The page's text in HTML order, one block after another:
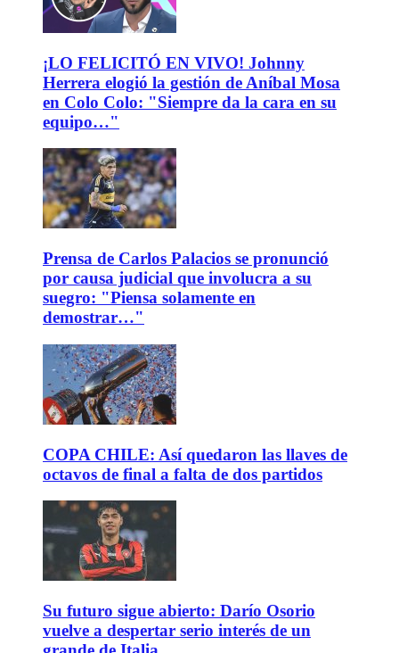
¡LO FELICITÓ EN VIVO! Johnny
Herrera elogió la gestión de Aníbal Mosa
en Colo Colo: "Siempre da la cara en su
equipo…"
Prensa de Carlos Palacios se pronunció
por causa judicial que involucra a su
suegro: "Piensa solamente en
demostrar…"
COPA CHILE: Así quedaron las llaves de
octavos de final a falta de dos partidos
Su futuro sigue abierto: Darío Osorio
vuelve a despertar serio interés de un